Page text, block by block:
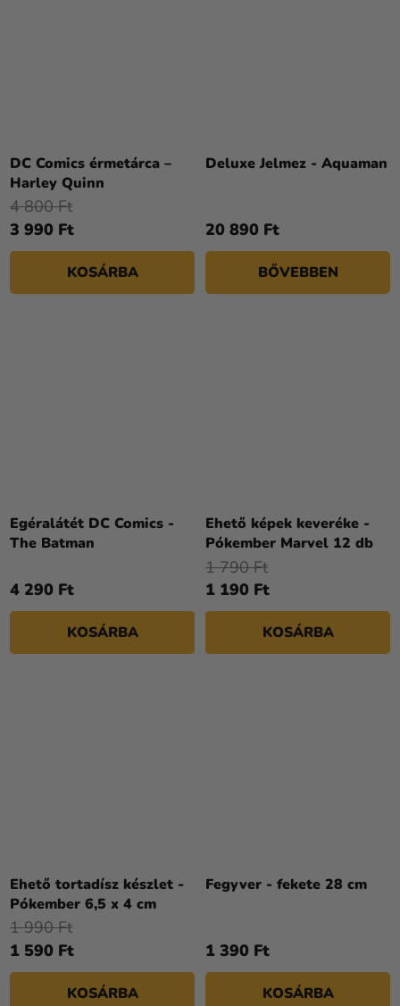
DC Comics érmetárca –
Harley Quinn
3 990 Ft
4 800 Ft
KOSÁRBA
Deluxe Jelmez - Aquaman
20 890 Ft
BŐVEBBEN
Egéralátét DC Comics -
The Batman
4 290 Ft
KOSÁRBA
Ehető képek keveréke -
Pókember Marvel 12 db
1 190 Ft
1 790 Ft
KOSÁRBA
Ehető tortadísz készlet -
Pókember 6,5 x 4 cm
1 590 Ft
1 990 Ft
KOSÁRBA
Fegyver - fekete 28 cm
1 390 Ft
KOSÁRBA